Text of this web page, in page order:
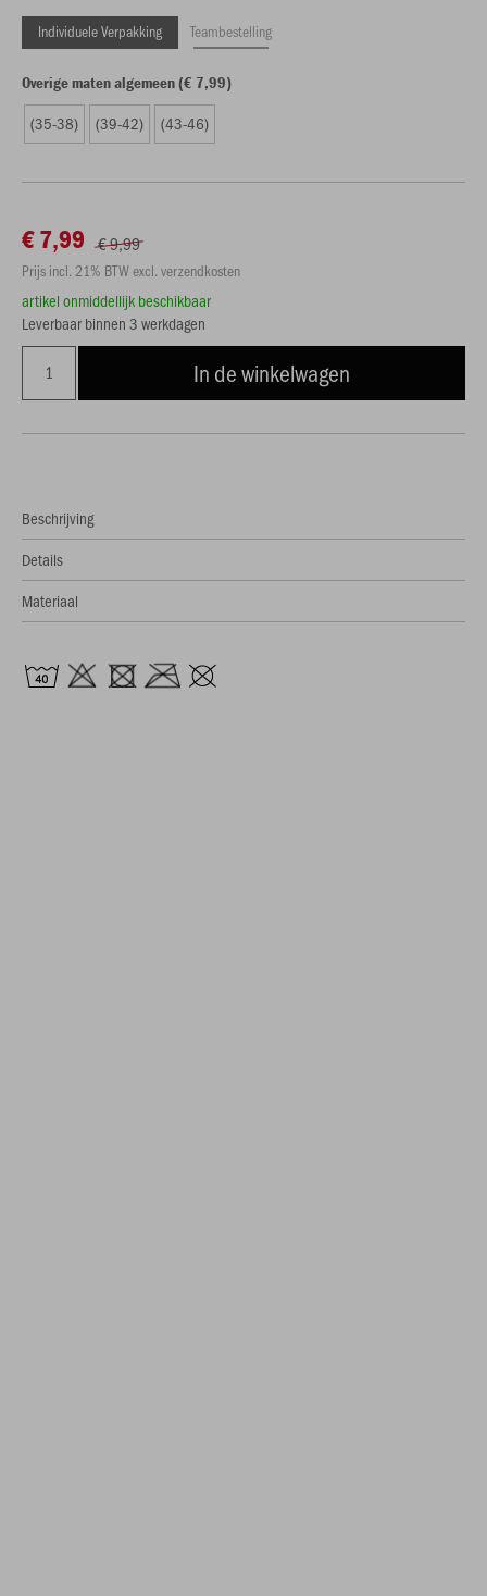
Individuele Verpakking Teambestelling
Overige maten algemeen (€ 7,99)
(35-38) (39-42) (43-46)
€ 7,99 € 9,99
Prijs incl. 21% BTW excl. verzendkosten
artikel onmiddellijk beschikbaar
Leverbaar binnen 3 werkdagen
In de winkelwagen
Beschrijving
Details
Materiaal